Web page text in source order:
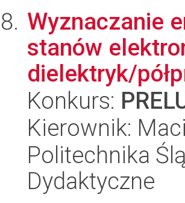
Wyznaczanie
stanów
dielektryk/
Konkurs:
Kierownik:
Politechnika
Dydaktyczne